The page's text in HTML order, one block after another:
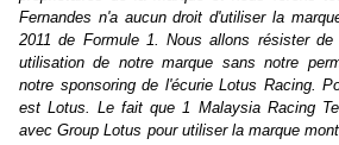
Fernandes n'a aucun droit d'utiliser la
2011 de Formule 1. Nous allons résister
utilisation de notre marque sans notre
notre sponsoring de l'écurie Lotus Racing.
est Lotus. Le fait que 1 Malaysia Racing
avec Group Lotus pour utiliser la marque